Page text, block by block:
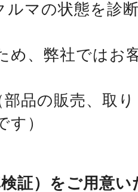
ルマの状態を診断
め、弊社ではお
部品の販売、取り
）
証）をご用意い